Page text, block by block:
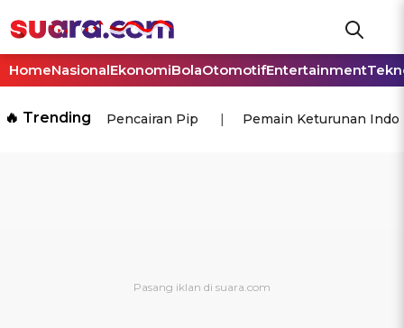
HomeNasionalEkonomiBolaOtomotifEntertainment
🔥 Trending Pencairan Pip Pemain Keturunan